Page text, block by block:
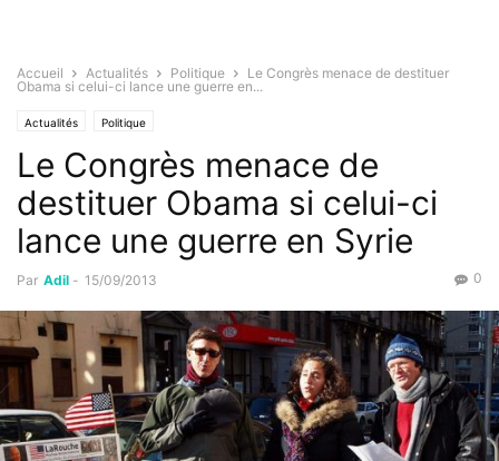
Accueil Actualités Politique
Le Congrès menace de destituer
Obama si celui-ci lance une guerre en...
Actualités Politique
Le Congrès menace de
destituer Obama si celui-ci
lance une guerre en Syrie
Par Adil - 15/09/2013 0